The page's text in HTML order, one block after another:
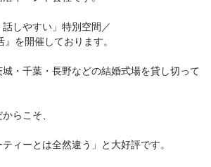
しやすい」特別空間／
を開催しております。
・千葉・長野などの結婚式場を貸し切って
らこそ、
ティーとは全然違う」と大好評です。